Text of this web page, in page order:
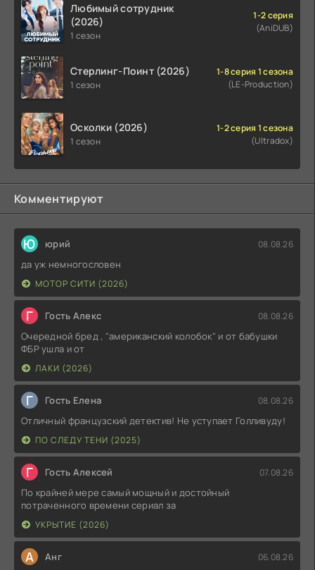
Любимый сотрудник
(2026)
1 сезон
1-2 серия
(AniDUB)
Стерлинг-Поинт (2026)
1 сезон
1-8 серия 1 сезона
(LE-Production)
Осколки (2026)
1 сезон
1-2 серия 1 сезона
(Ultradox)
Комментируют
Ю юрий 08.08.26
да уж немногословен
МОТОР СИТИ (2026)
Г Гость Алекс 08.08.26
Очередной бред , "американский колобок" и от бабушки
ФБР ушла и от
ЛАКИ (2026)
Г Гость Елена 08.08.26
Отличный французский детектив! Не уступает Голливуду!
ПО СЛЕДУ ТЕНИ (2025)
Г Гость Алексей 07.08.26
По крайней мере самый мощный и достойный
потраченного времени сериал за
УКРЫТИЕ (2026)
А Анг 06.08.26